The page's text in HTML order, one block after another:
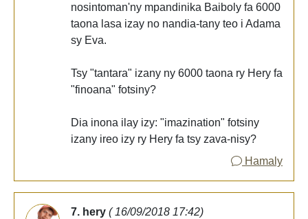
nosintoman'ny mpandinika Baiboly fa 6000
taona lasa izay no nandia-tany teo i Adama
sy Eva.
Tsy "tantara" izany ny 6000 taona ry Hery fa
"finoana" fotsiny?
Dia inona ilay izy: "imazination" fotsiny
izany ireo izy ry Hery fa tsy zava-nisy?
Hamaly
7. hery ( 16/09/2018 17:42)